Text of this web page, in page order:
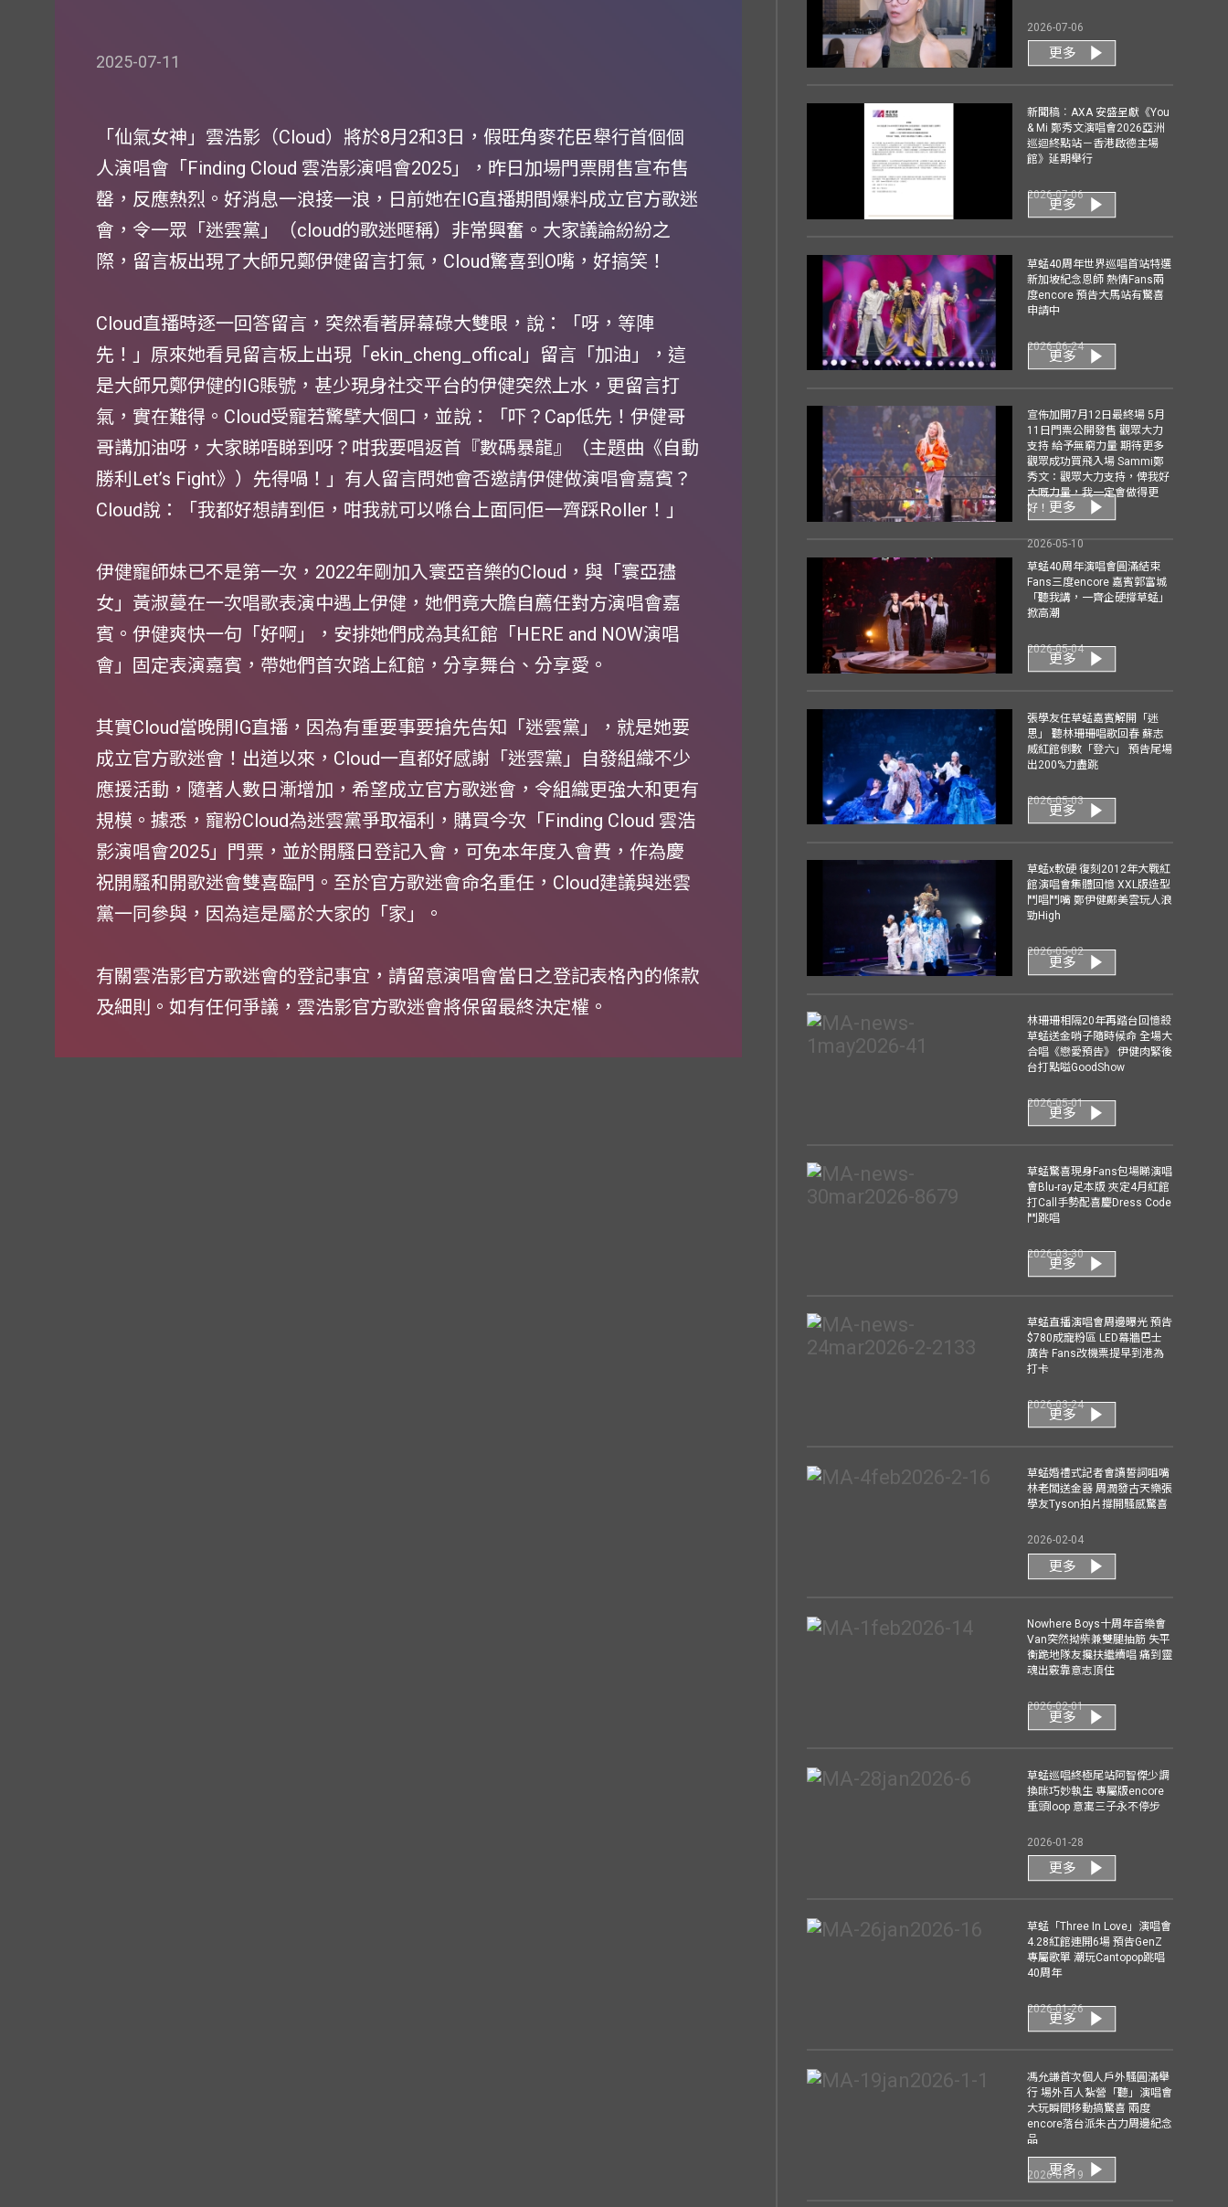
2025-07-11
「仙氣女神」雲浩影（Cloud）將於8月2和3日，假旺角麥花臣舉行首個個
人演唱會「Finding Cloud 雲浩影演唱會2025」，昨日加場門票開售宣布售
罄，反應熱烈。好消息一浪接一浪，日前她在IG直播期間爆料成立官方歌迷
會，令一眾「迷雲黨」（cloud的歌迷暱稱）非常興奮。大家議論紛紛之
際，留言板出現了大師兄鄭伊健留言打氣，Cloud驚喜到O嘴，好搞笑！
Cloud直播時逐一回答留言，突然看著屏幕碌大雙眼，說：「呀，等陣
先！」原來她看見留言板上出現「ekin_cheng_offical」留言「加油」，這
是大師兄鄭伊健的IG賬號，甚少現身社交平台的伊健突然上水，更留言打
氣，實在難得。Cloud受寵若驚擘大個口，並說：「吓？Cap低先！伊健哥
哥講加油呀，大家睇唔睇到呀？咁我要唱返首『數碼暴龍』（主題曲《自動
勝利Let’s Fight》）先得喎！」有人留言問她會否邀請伊健做演唱會嘉賓？
Cloud說：「我都好想請到佢，咁我就可以喺台上面同佢一齊踩Roller！」
伊健寵師妹已不是第一次，2022年剛加入寰亞音樂的Cloud，與「寰亞孻
女」黃淑蔓在一次唱歌表演中遇上伊健，她們竟大膽自薦任對方演唱會嘉
賓。伊健爽快一句「好啊」，安排她們成為其紅館「HERE and NOW演唱
會」固定表演嘉賓，帶她們首次踏上紅館，分享舞台、分享愛。
其實Cloud當晚開IG直播，因為有重要事要搶先告知「迷雲黨」，就是她要
成立官方歌迷會！出道以來，Cloud一直都好感謝「迷雲黨」自發組織不少
應援活動，隨著人數日漸增加，希望成立官方歌迷會，令組織更強大和更有
規模。據悉，寵粉Cloud為迷雲黨爭取福利，購買今次「Finding Cloud 雲浩
影演唱會2025」門票，並於開騷日登記入會，可免本年度入會費，作為慶
祝開騷和開歌迷會雙喜臨門。至於官方歌迷會命名重任，Cloud建議與迷雲
黨一同參與，因為這是屬於大家的「家」。
有關雲浩影官方歌迷會的登記事宜，請留意演唱會當日之登記表格內的條款
及細則。如有任何爭議，雲浩影官方歌迷會將保留最終決定權。
2026-07-06
更多
新聞稿︰AXA 安盛呈獻《You
& Mi 鄭秀文演唱會2026亞洲
巡迴終點站－香港啟德主場
館》延期舉行
2026-07-06
更多
草蜢40周年世界巡唱首站特選
新加坡紀念恩師 熱情Fans兩
度encore 預告大馬站有驚喜
申請中
2026-06-24
更多
宣佈加開7月12日最終場 5月
11日門票公開發售 觀眾大力
支持 給予無窮力量 期待更多
觀眾成功買飛入場 Sammi鄭
秀文：觀眾大力支持，俾我好
大嘅力量，我一定會做得更
好！
2026-05-10
更多
草蜢40周年演唱會圓滿結束
Fans三度encore 嘉賓郭富城
「聽我講，一齊企硬撐草蜢」
掀高潮
2026-05-04
更多
張學友任草蜢嘉賓解開「迷
思」 聽林珊珊唱歌回春 蘇志
威紅館倒數「登六」 預告尾場
出200%力盡跳
2026-05-03
更多
草蜢x軟硬 復刻2012年大戰紅
館演唱會集體回憶 XXL版造型
鬥唱鬥嘴 鄭伊健鄺美雲玩人浪
勁High
2026-05-02
更多
林珊珊相隔20年再踏台回憶殺
草蜢送金哨子隨時候命 全場大
合唱《戀愛預告》 伊健肉緊後
台打點嗌GoodShow
2026-05-01
更多
草蜢驚喜現身Fans包場睇演唱
會Blu-ray足本版 夾定4月紅館
打Call手勢配喜慶Dress Code
鬥跳唱
2026-03-30
更多
草蜢直播演唱會周邊曝光 預告
$780成寵粉區 LED幕牆巴士
廣告 Fans改機票提早到港為
打卡
2026-03-24
更多
草蜢婚禮式記者會讀誓詞咀嘴
林老闆送金器 周潤發古天樂張
學友Tyson拍片撐開騷感驚喜
2026-02-04
更多
Nowhere Boys十周年音樂會
Van突然拗柴兼雙腿抽筋 失平
衡跪地隊友攙扶繼續唱 痛到靈
魂出竅靠意志頂住
2026-02-01
更多
草蜢巡唱終極尾站阿智傑少調
換咪巧妙執生 專屬版encore
重頭loop 意寓三子永不停步
2026-01-28
更多
草蜢「Three In Love」演唱會
4.28紅館連開6場 預告GenZ
專屬歌單 潮玩Cantopop跳唱
40周年
2026-01-26
更多
馮允謙首次個人戶外騷圓滿舉
行 場外百人紮營「聽」演唱會
大玩瞬間移動搞驚喜 兩度
encore落台派朱古力周邊紀念
品
2026-01-19
更多